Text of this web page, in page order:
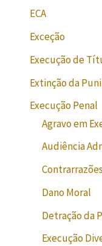
ECA
Exceção
Execução de
Extinção da
Execução Penal
Agravo em
Audiência
Contrarrazões
Dano Moral
Detração da
Execução